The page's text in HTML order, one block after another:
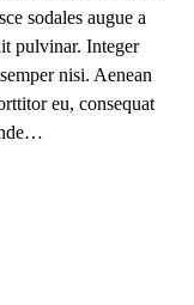
sodales augue a
pulvinar. Integer
nisi. Aenean
eu, consequat